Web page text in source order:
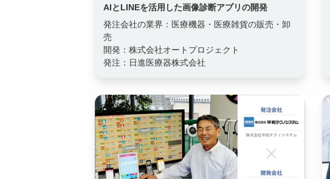
AIとLINEを活用した画像診断アプリの開発
発注会社の業界： 医療機器・医療雑貨の販売・卸
売
開発： 株式会社オートプロジェクト
発注： 日進医療器株式会社